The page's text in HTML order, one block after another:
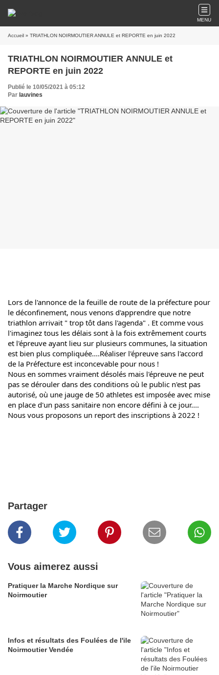
MENU
Accueil » TRIATHLON NOIRMOUTIER ANNULE et REPORTE en juin 2022
TRIATHLON NOIRMOUTIER ANNULE et
REPORTE en juin 2022
Publié le 10/05/2021 à 05:12
Par lauvines
Lors de l'annonce de la feuille de route de la préfecture pour
le déconfinement, nous venons d'apprendre que notre
triathlon arrivait " trop tôt dans l'agenda" . Et comme vous
l'imaginez tous les délais sont à la fois extrêmement courts
et l'épreuve ayant lieu sur plusieurs communes, la situation
est bien plus compliquée....Réaliser l'épreuve sans l'accord
de la Préfecture est inconcevable pour nous !
Nous en sommes vraiment désolés mais l'épreuve ne peut
pas se dérouler dans des conditions où le public n'est pas
autorisé, où une jauge de 50 athletes est imposée avec mise
en place d'un pass sanitaire non encore défini à ce jour....
Nous vous proposons un report des inscriptions à 2022 !
Partager
Vous aimerez aussi
Pratiquer la Marche Nordique sur
Noirmoutier
Infos et résultats des Foulées de l'ile
Noirmoutier Vendée